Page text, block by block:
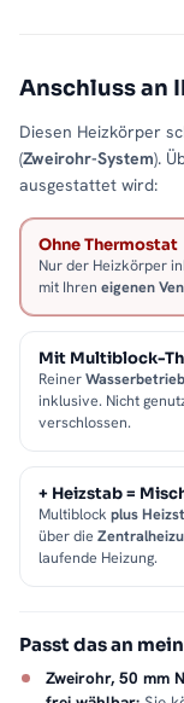
Anschluss an
Diesen Heizkörper
(Zweirohr-System).
ausgestattet wird:
Ohne Thermostat
Nur der Heizkörper
mit Ihren eigenen
Mit Multiblock-
ReinerWasserbetrieb
inklusive. Nicht
verschlossen.
+ Heizstab =
Multiblock plus
über die
laufende Heizung.
Passt das an
Zweirohr, 50 mm